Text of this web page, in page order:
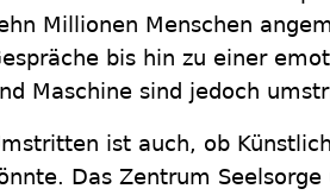
Millionen Menschen
bis hin zu einer
Maschine sind jedoch
ist auch, ob
Das Zentrum